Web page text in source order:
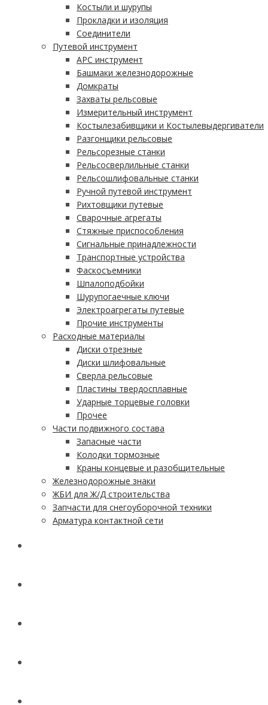
Костыли и шурупы
Прокладки и изоляция
Соединители
Путевой инструмент
АРС инструмент
Башмаки железнодорожные
Домкраты
Захваты рельсовые
Измерительный инструмент
Костылезабивщики и Костылевыдергиватели
Разгонщики рельсовые
Рельсорезные станки
Рельсосверлильные станки
Рельсошлифовальные станки
Ручной путевой инструмент
Рихтовщики путевые
Сварочные агрегаты
Стяжные приспособления
Сигнальные принадлежности
Транспортные устройства
Фаскосъемники
Шпалоподбойки
Шурупогаечные ключи
Электроагрегаты путевые
Прочие инструменты
Расходные материалы
Диски отрезные
Диски шлифовальные
Сверла рельсовые
Пластины твердосплавные
Ударные торцевые головки
Прочее
Части подвижного состава
Запасные части
Колодки тормозные
Краны концевые и разобщительные
Железнодорожные знаки
ЖБИ для Ж/Д строительства
Запчасти для снегоуборочной техники
Арматура контактной сети